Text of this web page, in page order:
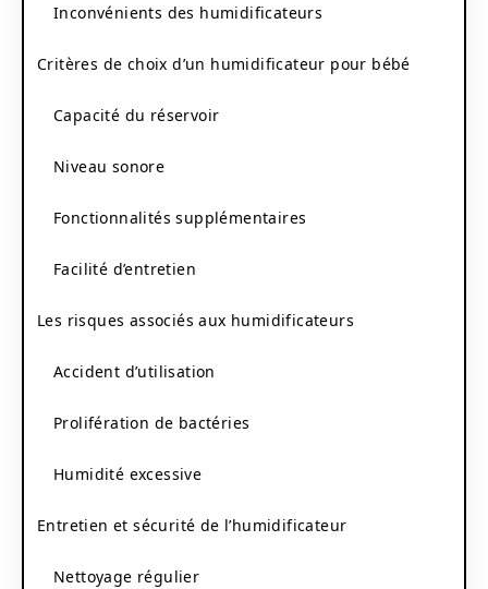
Inconvénients des humidificateurs
Critères de choix d’un humidificateur pour bébé
Capacité du réservoir
Niveau sonore
Fonctionnalités supplémentaires
Facilité d’entretien
Les risques associés aux humidificateurs
Accident d’utilisation
Prolifération de bactéries
Humidité excessive
Entretien et sécurité de l’humidificateur
Nettoyage régulier